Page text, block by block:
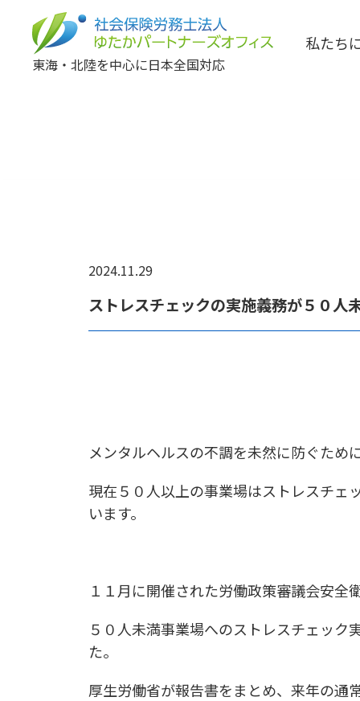
東海・北陸を中心に日本全国対応
私たち
2024.11.29
ストレスチェックの実施義務が５０人
メンタルヘルスの不調を未然に防ぐため
現在５０人以上の事業場はストレスチェ
います。
１１月に開催された労働政策審議会安全
５０人未満事業場へのストレスチェック
た。
厚生労働省が報告書をまとめ、来年の通